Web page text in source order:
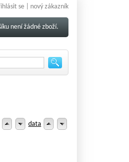
se nový zákazník
není žádné zboží.
data